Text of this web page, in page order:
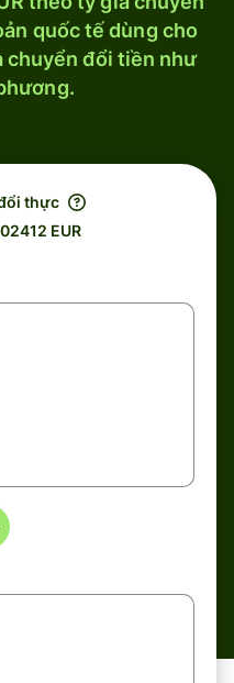
quốc tế dùng cho
chuyển đổi tiền như
thực
EUR